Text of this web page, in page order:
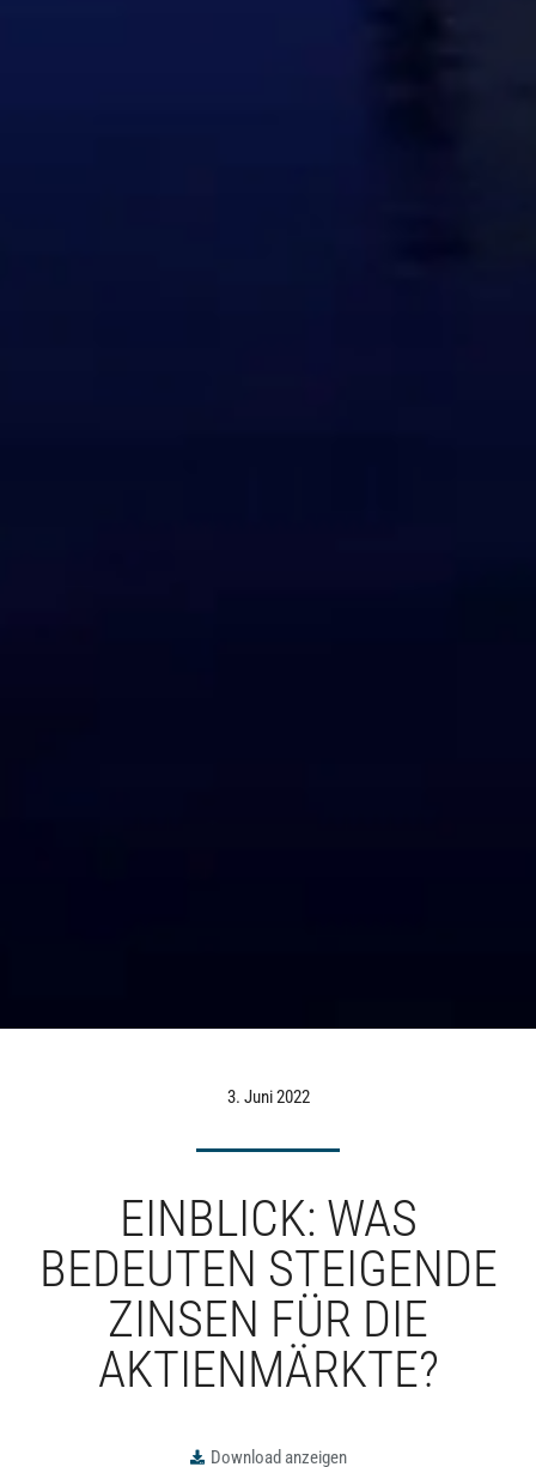
3. Juni 2022
EINBLICK: WAS
BEDEUTEN STEIGENDE
ZINSEN FÜR DIE
AKTIENMÄRKTE?
Download anzeigen